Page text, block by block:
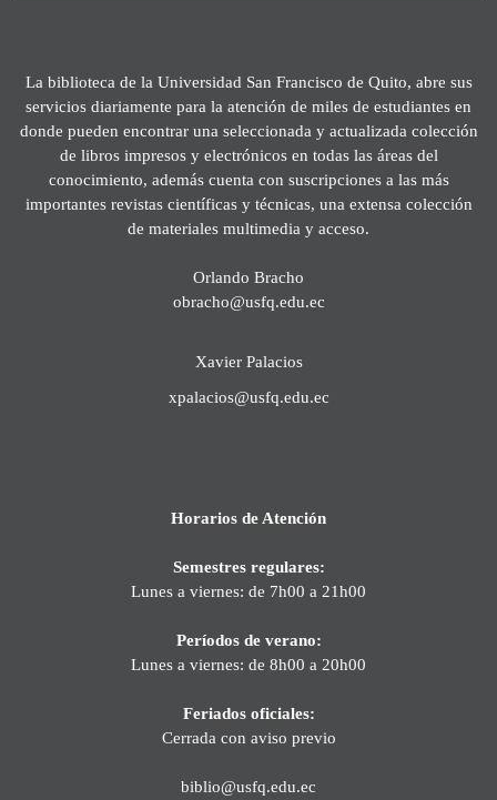
La biblioteca de la Universidad San Francisco de Quito, abre sus
servicios diariamente para la atención de miles de estudiantes en
donde pueden encontrar una seleccionada y actualizada colección
de libros impresos y electrónicos en todas las áreas del
conocimiento, además cuenta con suscripciones a las más
importantes revistas científicas y técnicas, una extensa colección
de materiales multimedia y acceso.
Orlando Bracho
obracho@usfq.edu.ec
Xavier Palacios
xpalacios@usfq.edu.ec
Horarios de Atención
Semestres regulares:
Lunes a viernes: de 7h00 a 21h00
Períodos de verano:
Lunes a viernes: de 8h00 a 20h00
Feriados oficiales:
Cerrada con aviso previo
biblio@usfq.edu.ec